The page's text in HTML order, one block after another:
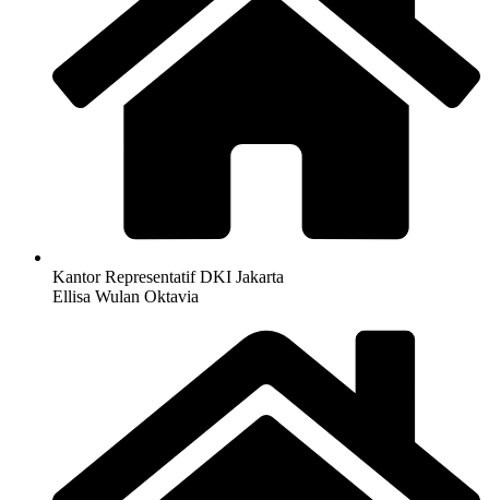
Kantor Representatif DKI Jakarta
Ellisa Wulan Oktavia